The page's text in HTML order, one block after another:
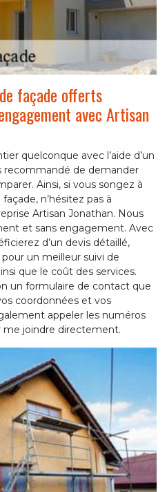
façade offerts
avec Artisan
quelconque avec l’aide d’un
recommandé de demander
Ainsi, si vous songez à
n’hésitez pas à
Artisan Jonathan. Nous
et sans engagement. Avec
d’un devis détaillé,
un meilleur suivi de
que le coût des services.
un formulaire de contact que
coordonnées et vos
appeler les numéros
me joindre directement.